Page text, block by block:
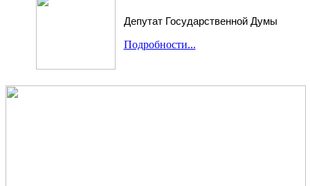
Депутат Государственной Думы
Подробности...